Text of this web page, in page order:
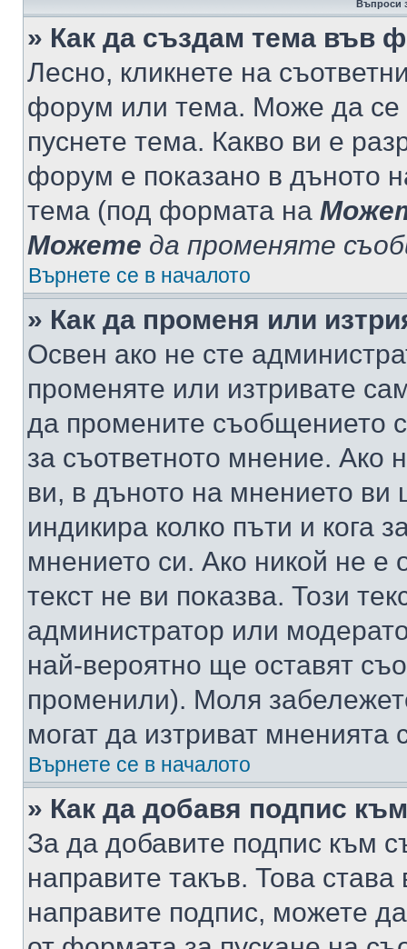
Въпроси
» Как да създам тема във
Лесно, кликнете на
форум или тема. Може да се
пуснете тема. Какво ви е
форум е показано в дъното
тема (под формата на
Можете да променяте
Върнете се в началото
» Как да променя или
Освен ако не сте
променяте или изтривате
да промените съобщението
за съответното мнение. Ако
ви, в дъното на мнението ви
индикира колко пъти и кога
мнението си. Ако никой не е
текст не ви показва. Този
администратор или
най-вероятно ще оставят
променили). Моля
могат да изтриват мненията
Върнете се в началото
» Как да добавя подпис
За да добавите подпис към
направите такъв. Това
направите подпис, можете